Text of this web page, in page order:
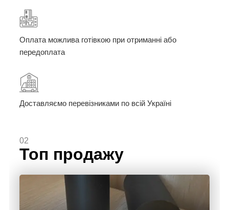
Оплата можлива готівкою при отриманні або
передоплата
Доставляємо перевізниками по всій Україні
02
Топ продажу